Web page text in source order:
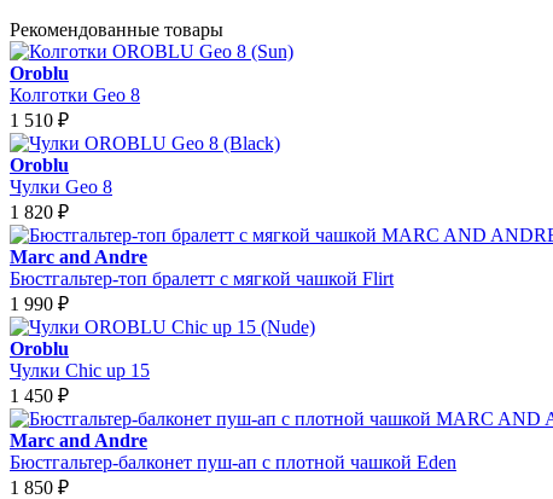
Рекомендованные товары
Oroblu
Колготки Geo 8
1 510 ₽
Oroblu
Чулки Geo 8
1 820 ₽
Marc and Andre
Бюстгальтер-топ бралетт с мягкой чашкой Flirt
1 990 ₽
Oroblu
Чулки Chic up 15
1 450 ₽
Marc and Andre
Бюстгальтер-балконет пуш-ап с плотной чашкой Eden
1 850 ₽